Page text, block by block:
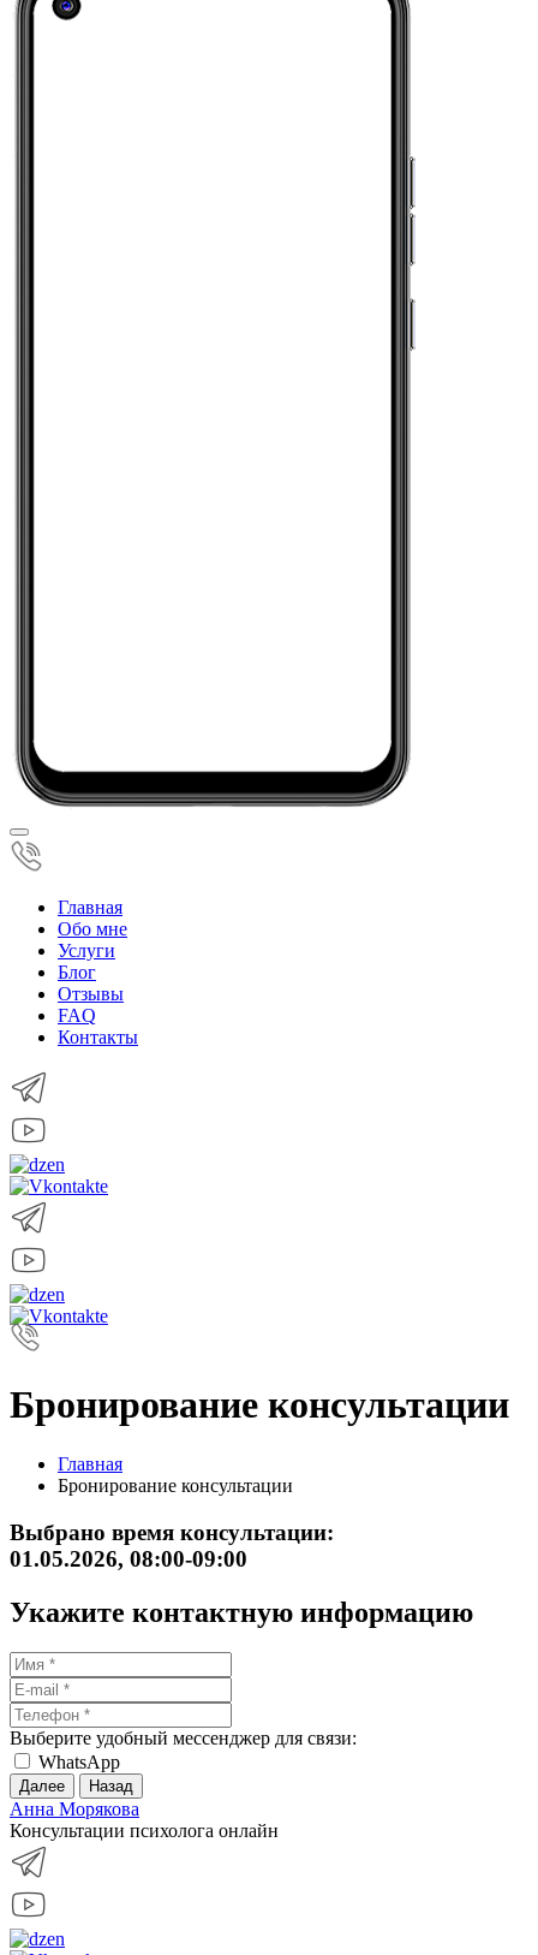
Главная
Обо мне
Услуги
Блог
Отзывы
FAQ
Контакты
Бронирование консультации
Главная
Бронирование консультации
Выбрано время консультации:
01.05.2026, 08:00-09:00
Укажите контактную информацию
Выберите удобный мессенджер для связи:
WhatsApp
Далее Назад
Анна Морякова
Консультации психолога онлайн